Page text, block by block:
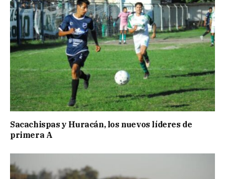
Sacachispas y Huracán, los nuevos líderes de
primera A